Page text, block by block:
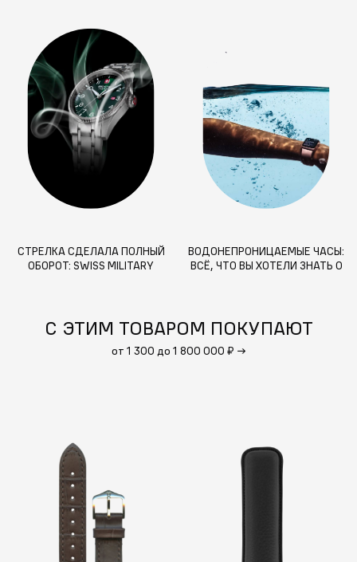
СТРЕЛКА СДЕЛАЛА ПОЛНЫЙ
ОБОРОТ: SWISS MILITARY
ВОДОНЕПРОНИЦАЕМЫЕ ЧАСЫ:
ВСЁ, ЧТО ВЫ ХОТЕЛИ ЗНАТЬ О
С ЭТИМ ТОВАРОМ ПОКУПАЮТ
от 1 300 до 1 800 000 ₽ →